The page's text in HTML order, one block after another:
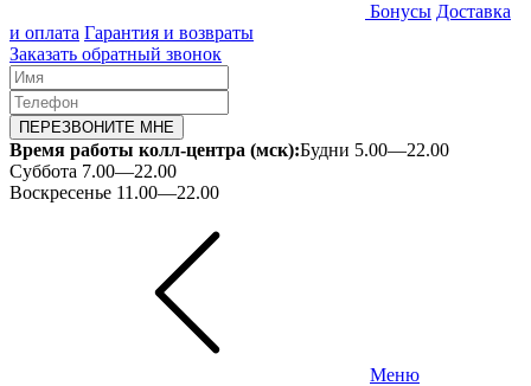
Бонусы Доставка
и оплата Гарантия и возвраты
Заказать обратный звонок
ПЕРЕЗВОНИТЕ МНЕ
Время работы колл-центра (мск):Будни 5.00—22.00
Суббота 7.00—22.00
Воскресенье 11.00—22.00
Меню